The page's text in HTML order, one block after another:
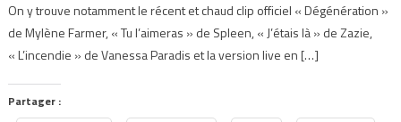
On y trouve notamment le récent et chaud clip officiel « Dégénération »
de Mylène Farmer, « Tu l’aimeras » de Spleen, « J’étais là » de Zazie,
« L’incendie » de Vanessa Paradis et la version live en […]
Partager :